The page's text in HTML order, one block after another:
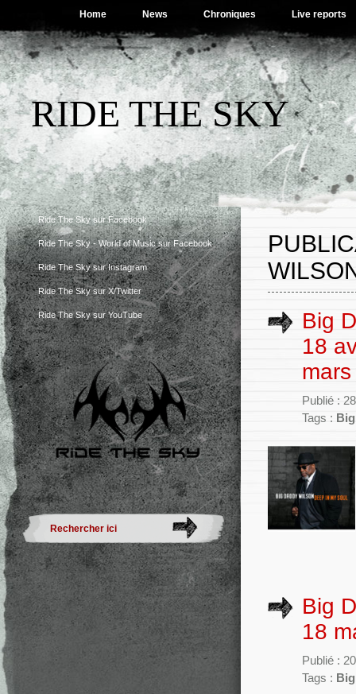
Home News Chroniques Live reports
RIDE THE SKY
Ride The Sky sur Facebook
Ride The Sky - World of Music sur Facebook
Ride The Sky sur Instagram
Ride The Sky sur X/Twitter
Ride The Sky sur YouTube
Big
18
mars
Publié :
Tags :
Big
18
Publié :
Tags :